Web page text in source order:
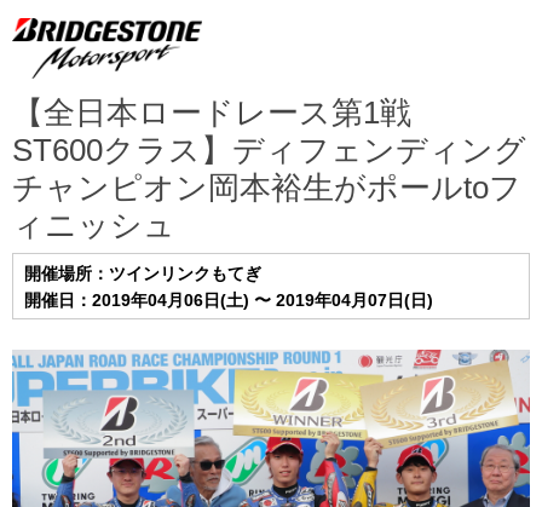
【全日本ロードレース第1戦
ST600クラス】ディフェンディング
チャンピオン岡本裕生がポールtoフ
ィニッシュ
開催場所：ツインリンクもてぎ
開催日：2019年04月06日(土) 〜 2019年04月07日(日)